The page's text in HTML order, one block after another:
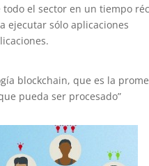
el sector en un tiempo
ejecutar sólo aplicaciones
blockchain, que es la
pueda ser procesado”